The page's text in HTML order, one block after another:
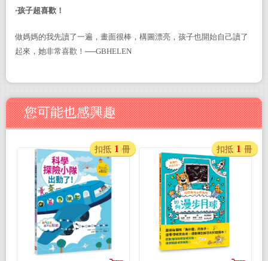
‧孩子超喜歡！
做媽媽的我先讀了一遍，畫面很棒，構圖漂亮，孩子也開始自己讀了
起來，她非常喜歡！──GBHELEN
您可能也感興趣
扣抵 1 冊 扣抵 1 冊